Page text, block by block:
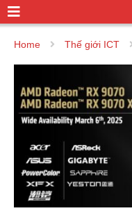
Home Thế giới ICT